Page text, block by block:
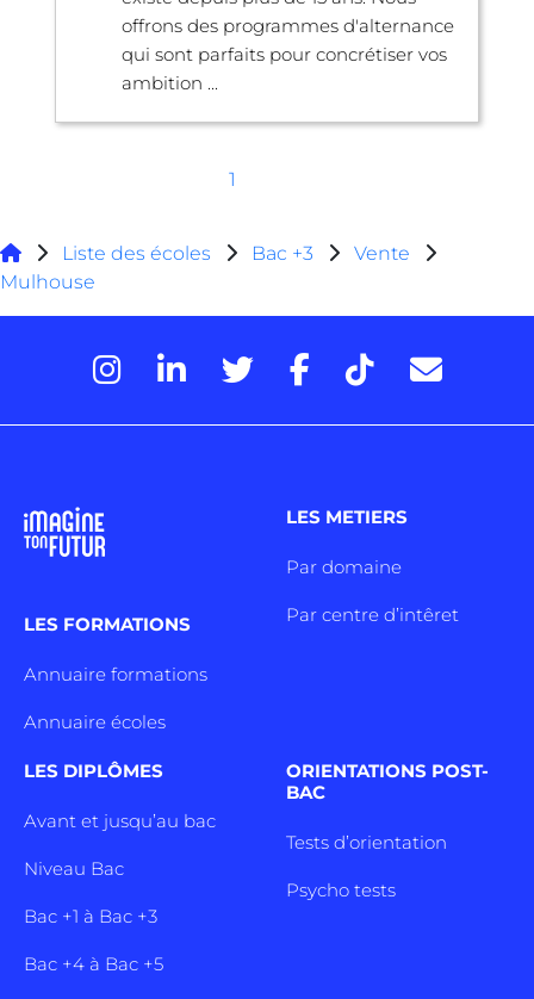
offrons des programmes d'alternance
qui sont parfaits pour concrétiser vos
ambition ...
1
Liste des écoles Bac +3
Vente
Mulhouse
LES FORMATIONS
Annuaire formations
Annuaire écoles
LES METIERS
Par domaine
Par centre d’intêret
LES DIPLÔMES
Avant et jusqu’au bac
Niveau Bac
Bac +1 à Bac +3
Bac +4 à Bac +5
ORIENTATIONS POST-
BAC
Tests d’orientation
Psycho tests